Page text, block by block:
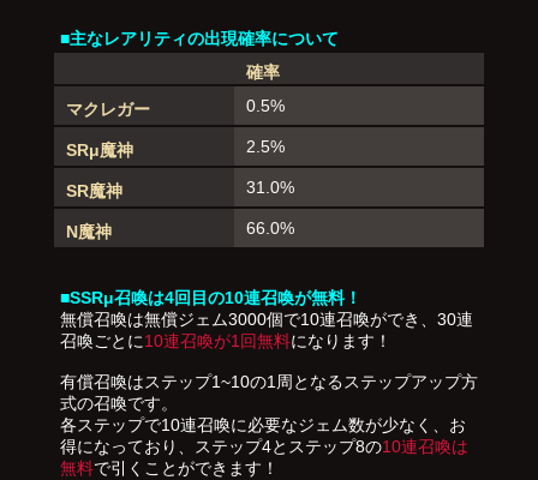
■主なレアリティの出現確率について
確率
マクレガー
0.5%
SRμ魔神 2.5%
SR魔神 31.0%
N魔神 66.0%
■SSRμ召喚は4回目の10連召喚が無料！
無償召喚は無償ジェム3000個で10連召喚ができ、30連
召喚ごとに10連召喚が1回無料になります！
有償召喚はステップ1~10の1周となるステップアップ方
式の召喚です。
各ステップで10連召喚に必要なジェム数が少なく、お
得になっており、ステップ4とステップ8の10連召喚は
無料で引くことができます！